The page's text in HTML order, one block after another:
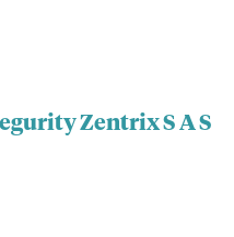
Zentrix S A S